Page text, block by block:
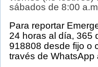
sábados de 8:00
Para reportar
24 horas al día, 365
918808 desde fijo o
través de